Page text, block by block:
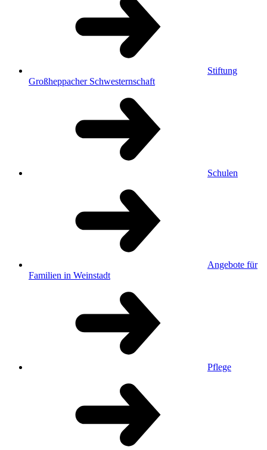
Stiftung
Großheppacher Schwesternschaft
Schulen
Angebote für
Familien in Weinstadt
Pflege